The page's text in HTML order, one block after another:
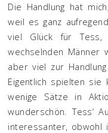
Die Handlung hat
weil es ganz
viel Glück für Tess,
wechselnden Männer
aber viel zur
Eigentlich spielten
wenige Sätze in
wunderschön. Tess‘
interessanter, obwohl